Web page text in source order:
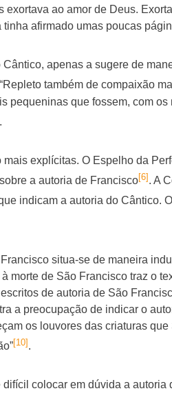
ao amor de Deus.
afirmado umas poucas
apenas a sugere de
também de compaixão
pequeninas que fossem, com
.
explícitas. O Espelho da
a autoria de Francisco[6] . A
indicam a autoria do Cântico.
situa-se de maneira
morte de São Francisco traz o
de autoria de São
a preocupação de indicar o
os louvores das criaturas
[10] .
colocar em dúvida a